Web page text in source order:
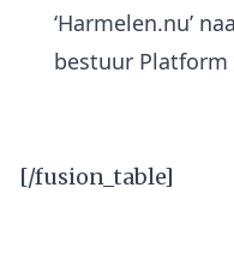
‘Harmelen.nu’
bestuur Platform
[/fusion_table]